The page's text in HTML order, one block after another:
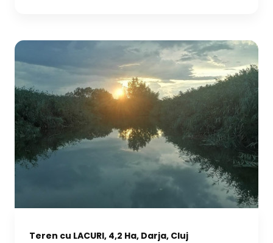
Teren cu LACURI, 4,2 Ha, Darja, Cluj